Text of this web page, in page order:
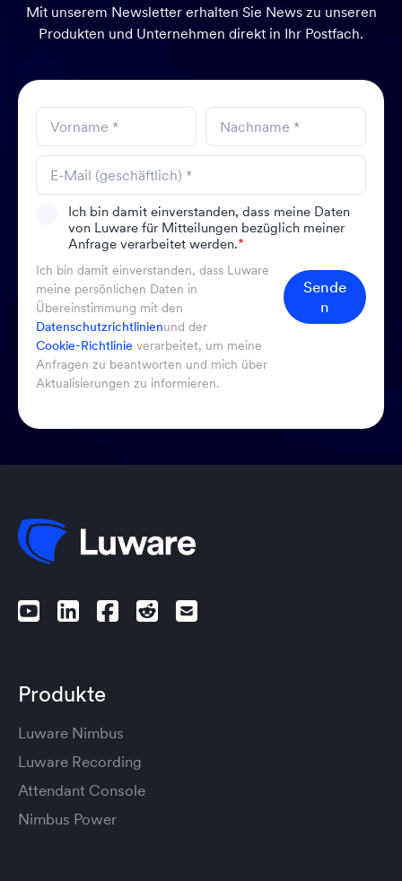
Mit unserem Newsletter erhalten Sie News zu unseren
Produkten und Unternehmen direkt in Ihr Postfach.
Ich bin damit einverstanden, dass meine Daten
von Luware für Mitteilungen bezüglich meiner
Anfrage verarbeitet werden.*
Ich bin damit einverstanden, dass Luware
meine persönlichen Daten in
Übereinstimmung mit den
Datenschutzrichtlinienund der
Cookie-Richtlinie verarbeitet, um meine
Anfragen zu beantworten und mich über
Aktualisierungen zu informieren.
Sende
n
Produkte
Luware Nimbus
Luware Recording
Attendant Console
Nimbus Power